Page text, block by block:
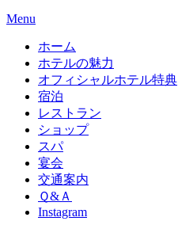
Menu
ホーム
ホテルの魅力
オフィシャルホテル特典
宿泊
レストラン
ショップ
スパ
宴会
交通案内
Ｑ&Ａ
Instagram